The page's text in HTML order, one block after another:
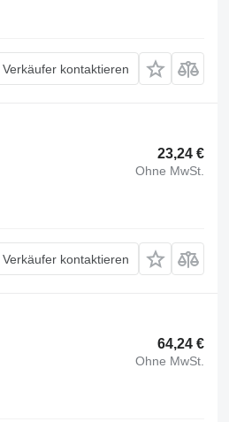
Verkäufer kontaktieren
23,24 €
Ohne MwSt.
Verkäufer kontaktieren
64,24 €
Ohne MwSt.